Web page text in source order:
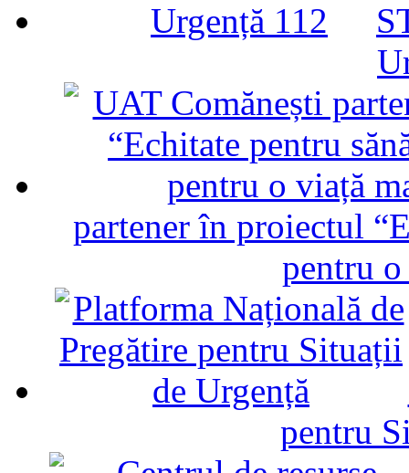
partener în proiectul
pentru
pentru